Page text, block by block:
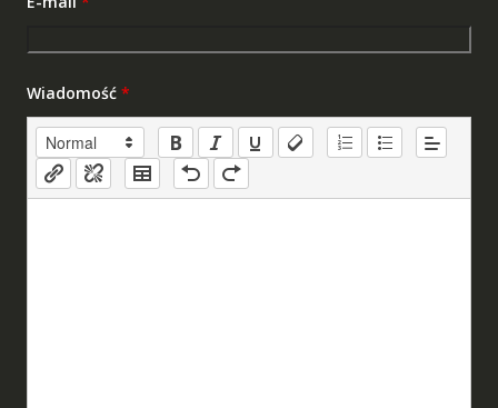
Wiadomość *